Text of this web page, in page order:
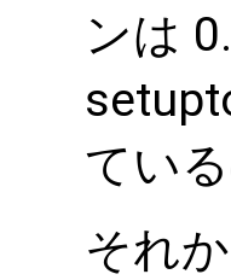
ンは
てい
それ